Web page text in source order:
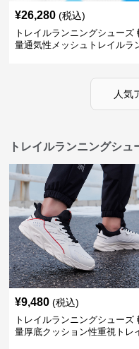
¥26,280 (税込)
トレイルランニングシューズ
量通気性メッシュトレイルラ
人気
トレイルランニングシ
¥9,480 (税込)
トレイルランニングシューズ
量厚底クッション性重視トレ